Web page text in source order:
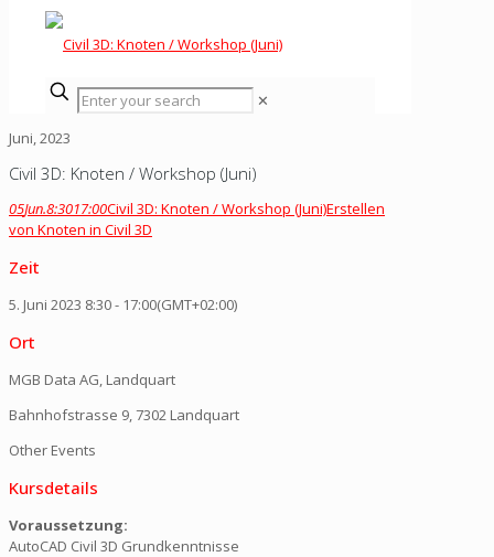
✕
Juni, 2023
Civil 3D: Knoten / Workshop (Juni)
05Jun.8:3017:00Civil 3D: Knoten / Workshop (Juni)Erstellen
von Knoten in Civil 3D
Zeit
5. Juni 2023 8:30- 17:00(GMT+02:00)
Ort
MGB Data AG, Landquart
Bahnhofstrasse 9, 7302 Landquart
Other Events
Kursdetails
Voraussetzung:
AutoCAD Civil 3D Grundkenntnisse